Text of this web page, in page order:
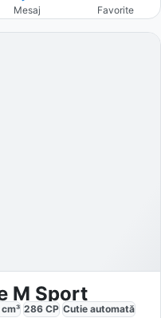
Mesaj Favorite
M Sport
cm³ 286 CP Cutie automată